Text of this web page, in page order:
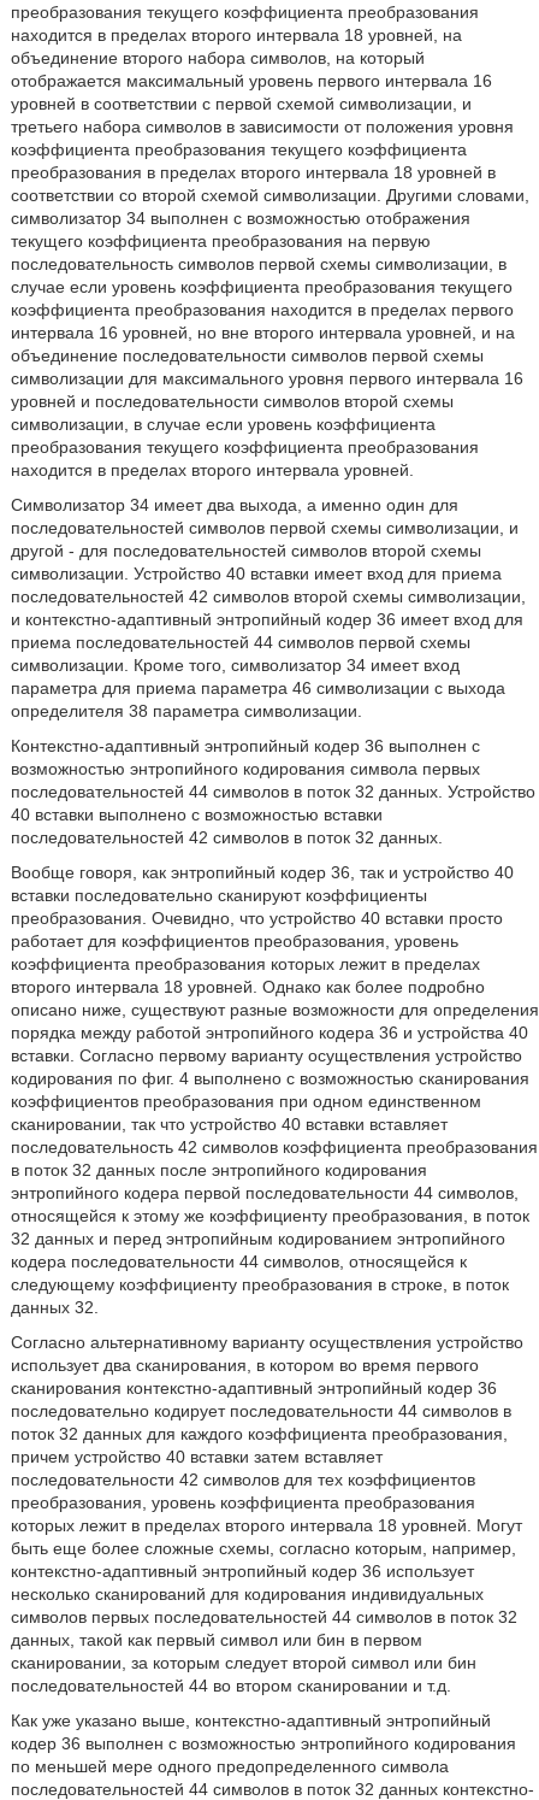
преобразования текущего коэффициента преобразования
находится в пределах второго интервала 18 уровней, на
объединение второго набора символов, на который
отображается максимальный уровень первого интервала 16
уровней в соответствии с первой схемой символизации, и
третьего набора символов в зависимости от положения уровня
коэффициента преобразования текущего коэффициента
преобразования в пределах второго интервала 18 уровней в
соответствии со второй схемой символизации. Другими словами,
символизатор 34 выполнен с возможностью отображения
текущего коэффициента преобразования на первую
последовательность символов первой схемы символизации, в
случае если уровень коэффициента преобразования текущего
коэффициента преобразования находится в пределах первого
интервала 16 уровней, но вне второго интервала уровней, и на
объединение последовательности символов первой схемы
символизации для максимального уровня первого интервала 16
уровней и последовательности символов второй схемы
символизации, в случае если уровень коэффициента
преобразования текущего коэффициента преобразования
находится в пределах второго интервала уровней.
Символизатор 34 имеет два выхода, а именно один для
последовательностей символов первой схемы символизации, и
другой - для последовательностей символов второй схемы
символизации. Устройство 40 вставки имеет вход для приема
последовательностей 42 символов второй схемы символизации,
и контекстно-адаптивный энтропийный кодер 36 имеет вход для
приема последовательностей 44 символов первой схемы
символизации. Кроме того, символизатор 34 имеет вход
параметра для приема параметра 46 символизации с выхода
определителя 38 параметра символизации.
Контекстно-адаптивный энтропийный кодер 36 выполнен с
возможностью энтропийного кодирования символа первых
последовательностей 44 символов в поток 32 данных. Устройство
40 вставки выполнено с возможностью вставки
последовательностей 42 символов в поток 32 данных.
Вообще говоря, как энтропийный кодер 36, так и устройство 40
вставки последовательно сканируют коэффициенты
преобразования. Очевидно, что устройство 40 вставки просто
работает для коэффициентов преобразования, уровень
коэффициента преобразования которых лежит в пределах
второго интервала 18 уровней. Однако как более подробно
описано ниже, существуют разные возможности для определения
порядка между работой энтропийного кодера 36 и устройства 40
вставки. Согласно первому варианту осуществления устройство
кодирования по фиг. 4 выполнено с возможностью сканирования
коэффициентов преобразования при одном единственном
сканировании, так что устройство 40 вставки вставляет
последовательность 42 символов коэффициента преобразования
в поток 32 данных после энтропийного кодирования
энтропийного кодера первой последовательности 44 символов,
относящейся к этому же коэффициенту преобразования, в поток
32 данных и перед энтропийным кодированием энтропийного
кодера последовательности 44 символов, относящейся к
следующему коэффициенту преобразования в строке, в поток
данных 32.
Согласно альтернативному варианту осуществления устройство
использует два сканирования, в котором во время первого
сканирования контекстно-адаптивный энтропийный кодер 36
последовательно кодирует последовательности 44 символов в
поток 32 данных для каждого коэффициента преобразования,
причем устройство 40 вставки затем вставляет
последовательности 42 символов для тех коэффициентов
преобразования, уровень коэффициента преобразования
которых лежит в пределах второго интервала 18 уровней. Могут
быть еще более сложные схемы, согласно которым, например,
контекстно-адаптивный энтропийный кодер 36 использует
несколько сканирований для кодирования индивидуальных
символов первых последовательностей 44 символов в поток 32
данных, такой как первый символ или бин в первом
сканировании, за которым следует второй символ или бин
последовательностей 44 во втором сканировании и т.д.
Как уже указано выше, контекстно-адаптивный энтропийный
кодер 36 выполнен с возможностью энтропийного кодирования
по меньшей мере одного предопределенного символа
последовательностей 44 символов в поток 32 данных контекстно-